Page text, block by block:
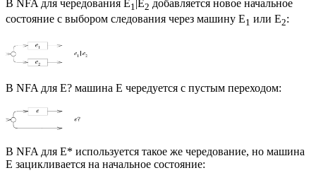
В NFA для чередования E1|E2 добавляется новое начальное
состояние с выбором следования через машину E1 или E2:
В NFA для E? машина E чередуется с пустым переходом:
В NFA для E* используется такое же чередование, но машина
E зацикливается на начальное состояние: